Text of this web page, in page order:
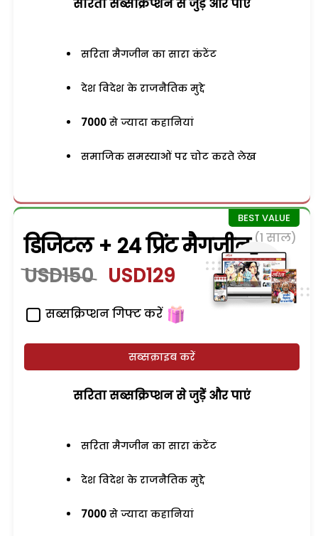
सरिता सब्सक्रिप्शन से जुड़ेें और पाएं
सरिता मैगजीन का सारा कंटेंट
देश विदेश के राजनैतिक मुद्दे
7000 से ज्यादा कहानियां
समाजिक समस्याओं पर चोट करते लेख
डिजिटल + 24 प्रिंट मैगजीन (1 साल)
USD150 USD129
सब्सक्रिप्शन गिफ्ट करें
सब्सक्राइब करें
सरिता सब्सक्रिप्शन से जुड़ेें और पाएं
सरिता मैगजीन का सारा कंटेंट
देश विदेश के राजनैतिक मुद्दे
7000 से ज्यादा कहानियां